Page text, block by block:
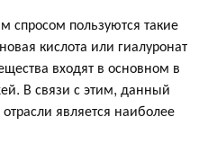
спросом пользуются такие
кислота или гиалуронат
входят в основном в
В связи с этим, данный
является наиболее